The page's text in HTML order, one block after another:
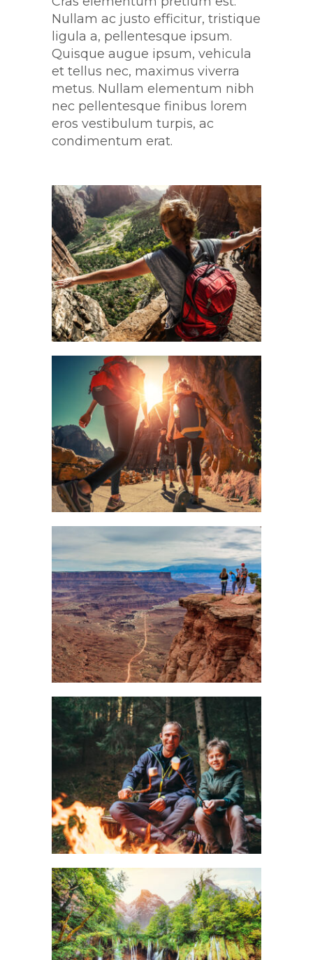
Nullam ac justo efficitur, tristique
ligula a, pellentesque ipsum.
Quisque augue ipsum, vehicula
et tellus nec, maximus viverra
metus. Nullam elementum nibh
nec pellentesque finibus lorem
eros vestibulum turpis, ac
condimentum erat.